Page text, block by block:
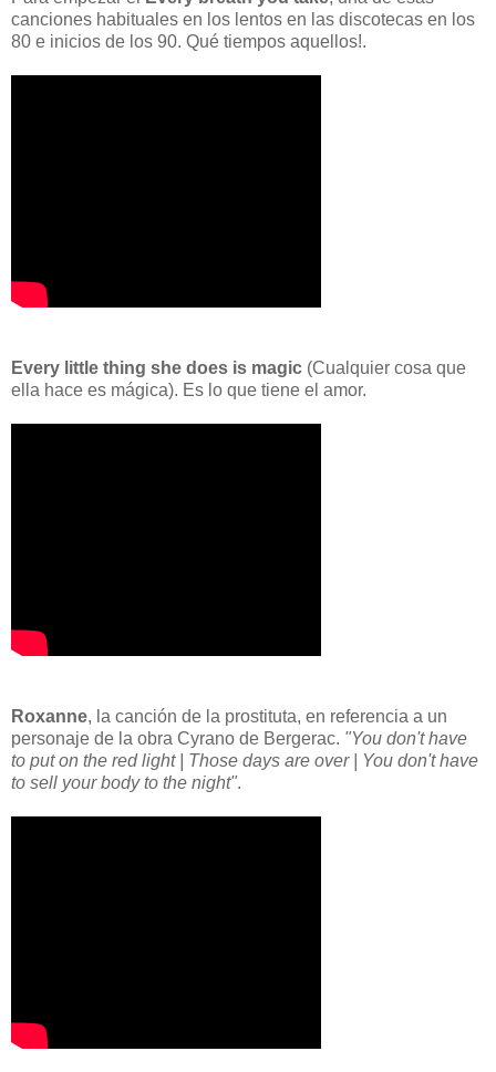
canciones habituales en los lentos en las discotecas en los
80 e inicios de los 90. Qué tiempos aquellos!.
Every little thing she does is magic (Cualquier cosa que
ella hace es mágica). Es lo que tiene el amor.
Roxanne, la canción de la prostituta, en referencia a un
personaje de la obra Cyrano de Bergerac. "You don't have
to put on the red light | Those days are over | You don't have
to sell your body to the night".